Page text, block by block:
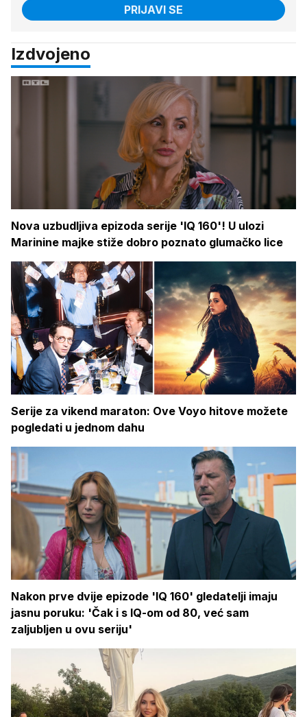
PRIJAVI SE
Izdvojeno
Nova uzbudljiva epizoda serije 'IQ 160'! U ulozi
Marinine majke stiže dobro poznato glumačko lice
Serije za vikend maraton: Ove Voyo hitove možete
pogledati u jednom dahu
Nakon prve dvije epizode 'IQ 160' gledatelji imaju
jasnu poruku: 'Čak i s IQ-om od 80, već sam
zaljubljen u ovu seriju'